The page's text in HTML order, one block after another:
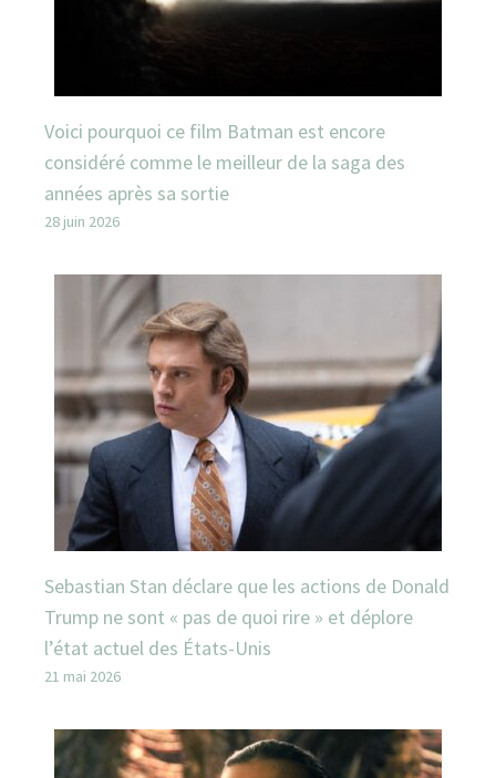
Voici pourquoi ce film Batman est encore
considéré comme le meilleur de la saga des
années après sa sortie
28 juin 2026
Sebastian Stan déclare que les actions de Donald
Trump ne sont « pas de quoi rire » et déplore
l’état actuel des États-Unis
21 mai 2026